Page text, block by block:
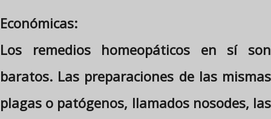
Económicas:
Los remedios homeopáticos en sí son
baratos. Las preparaciones de las mismas
plagas o patógenos, llamados nosodes, las